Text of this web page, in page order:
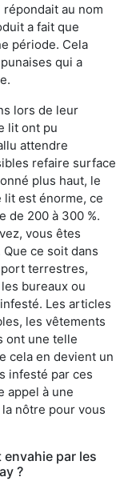
au nom
a fait que
période. Cela
qui a
lors de leur
lit ont pu
attendre
refaire surface
plus haut, le
lit est énorme, ce
de 200 à 300 %.
vous êtes
ce soit dans
terrestres,
bureaux ou
Les articles
les vêtements
ont une telle
cela en devient un
infesté par ces
appel à une
nôtre pour vous
par les
?